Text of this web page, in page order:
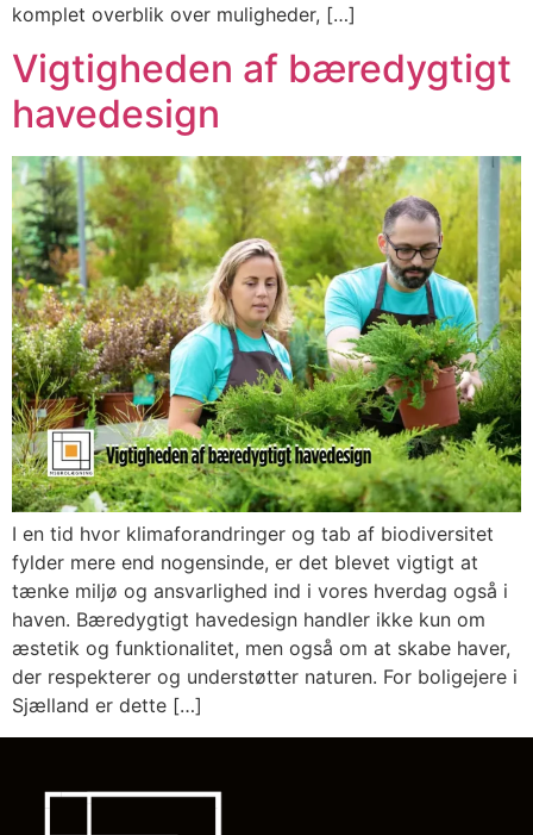
komplet overblik over muligheder, […]
Vigtigheden af bæredygtigt
havedesign
I en tid hvor klimaforandringer og tab af biodiversitet
fylder mere end nogensinde, er det blevet vigtigt at
tænke miljø og ansvarlighed ind i vores hverdag også i
haven. Bæredygtigt havedesign handler ikke kun om
æstetik og funktionalitet, men også om at skabe haver,
der respekterer og understøtter naturen. For boligejere i
Sjælland er dette […]